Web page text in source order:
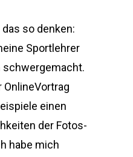
so denken:
Sportlehrer
schwergemacht.
einen
der Fotos-
habe mich